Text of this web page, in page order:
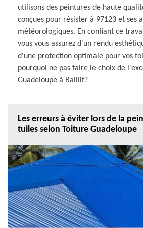
utilisons des peintures de haute
conçues pour résister à 97123 et ses
météorologiques. En confiant ce
vous vous assurez d'un rendu
d'une protection optimale pour vos
pourquoi ne pas faire le choix de
Guadeloupe à Baillif?
Les erreurs à éviter lors de la
tuiles selon Toiture Guadeloupe